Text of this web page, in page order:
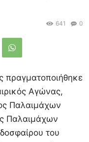
0
641
πραγματοποιήθηκε
Αγώνας,
Παλαιμάχων
Παλαιμάχων
του